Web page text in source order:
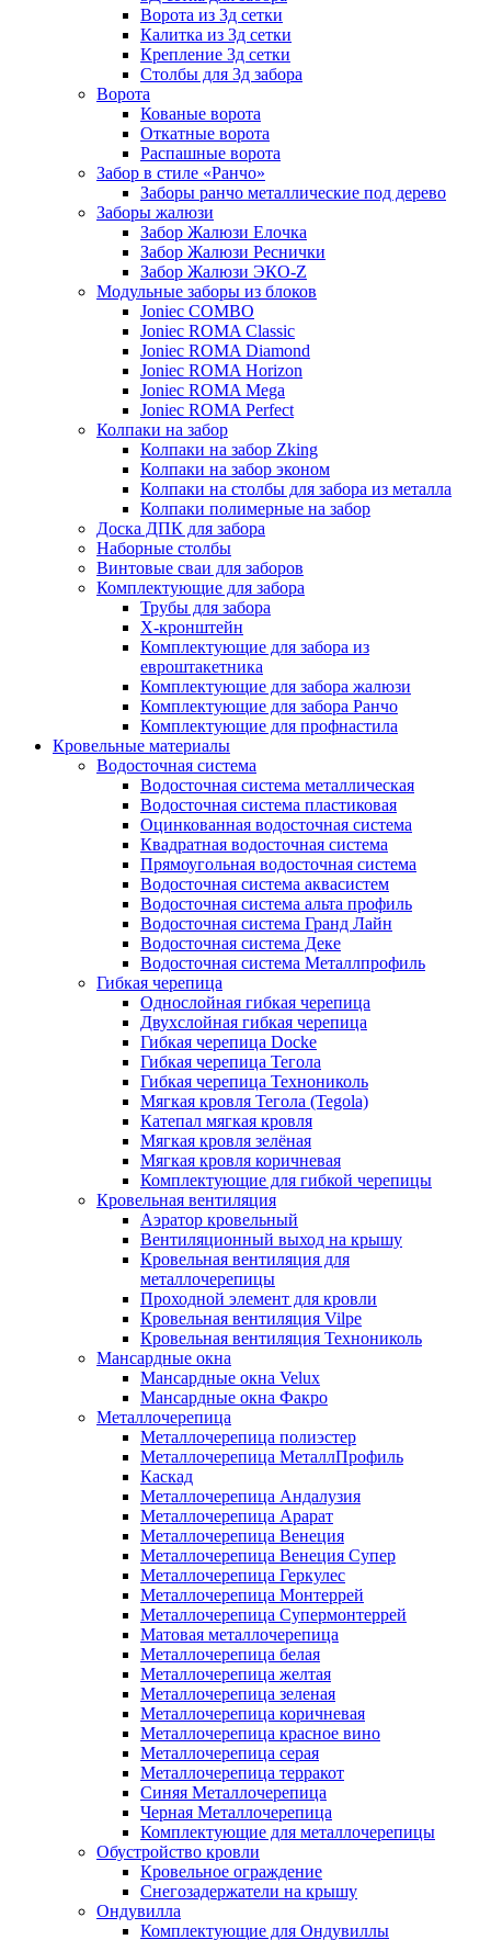
Ворота из 3д сетки
Калитка из 3д сетки
Крепление 3д сетки
Столбы для 3д забора
Ворота
Кованые ворота
Откатные ворота
Распашные ворота
Забор в стиле «Ранчо»
Заборы ранчо металлические под дерево
Заборы жалюзи
Забор Жалюзи Елочка
Забор Жалюзи Реснички
Забор Жалюзи ЭКО-Z
Модульные заборы из блоков
Joniec COMBO
Joniec ROMA Classic
Joniec ROMA Diamond
Joniec ROMA Horizon
Joniec ROMA Mega
Joniec ROMA Perfect
Колпаки на забор
Колпаки на забор Zking
Колпаки на забор эконом
Колпаки на столбы для забора из металла
Колпаки полимерные на забор
Доска ДПК для забора
Наборные столбы
Винтовые сваи для заборов
Комплектующие для забора
Трубы для забора
Х-кронштейн
Комплектующие для забора из
евроштакетника
Комплектующие для забора жалюзи
Комплектующие для забора Ранчо
Комплектующие для профнастила
Кровельные материалы
Водосточная система
Водосточная система металлическая
Водосточная система пластиковая
Оцинкованная водосточная система
Квадратная водосточная система
Прямоугольная водосточная система
Водосточная система аквасистем
Водосточная система альта профиль
Водосточная система Гранд Лайн
Водосточная система Деке
Водосточная система Металлпрофиль
Гибкая черепица
Однослойная гибкая черепица
Двухслойная гибкая черепица
Гибкая черепица Docke
Гибкая черепица Тегола
Гибкая черепица Технониколь
Мягкая кровля Тегола (Tegola)
Катепал мягкая кровля
Мягкая кровля зелёная
Мягкая кровля коричневая
Комплектующие для гибкой черепицы
Кровельная вентиляция
Аэратор кровельный
Вентиляционный выход на крышу
Кровельная вентиляция для
металлочерепицы
Проходной элемент для кровли
Кровельная вентиляция Vilpe
Кровельная вентиляция Технониколь
Мансардные окна
Мансардные окна Velux
Мансардные окна Факро
Металлочерепица
Металлочерепица полиэстер
Металлочерепица МеталлПрофиль
Каскад
Металлочерепица Андалузия
Металлочерепица Арарат
Металлочерепица Венеция
Металлочерепица Венеция Супер
Металлочерепица Геркулес
Металлочерепица Монтеррей
Металлочерепица Супермонтеррей
Матовая металлочерепица
Металлочерепица белая
Металлочерепица желтая
Металлочерепица зеленая
Металлочерепица коричневая
Металлочерепица красное вино
Металлочерепица серая
Металлочерепица терракот
Синяя Металлочерепица
Черная Металлочерепица
Комплектующие для металлочерепицы
Обустройство кровли
Кровельное ограждение
Снегозадержатели на крышу
Ондувилла
Комплектующие для Ондувиллы